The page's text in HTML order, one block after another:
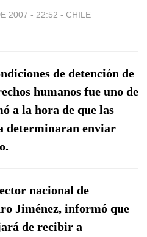
2007 - 22:52 - CHILE
de detención de
humanos fue uno de
a la hora de que las
determinaran enviar
nacional de
Jiménez, informó que
de recibir a